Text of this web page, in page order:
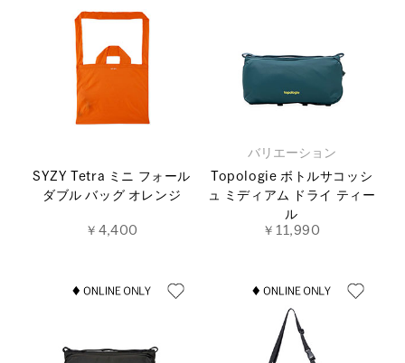
SYZY Tetra ミニ フォール
ダブル バッグ オレンジ
￥4,400
バリエーション
Topologie ボトルサコッシ
ュ ミディアム ドライ ティー
ル
￥11,990